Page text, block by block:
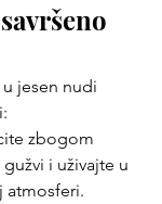
jesen nudi
zbogom
i uživajte u
atmosferi.